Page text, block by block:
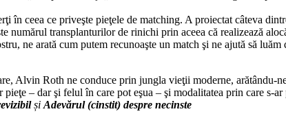
în ceea ce priveşte pieţele de matching. A proiectat câteva
numărul transplanturilor de rinichi prin aceea că realizează
ne arată cum putem recunoaşte un match şi ne ajută să
Alvin Roth ne conduce prin jungla vieţii moderne,
– dar şi felul în care pot eşua – şi modalitatea prin care s-
și Adevărul (cinstit) despre necinste